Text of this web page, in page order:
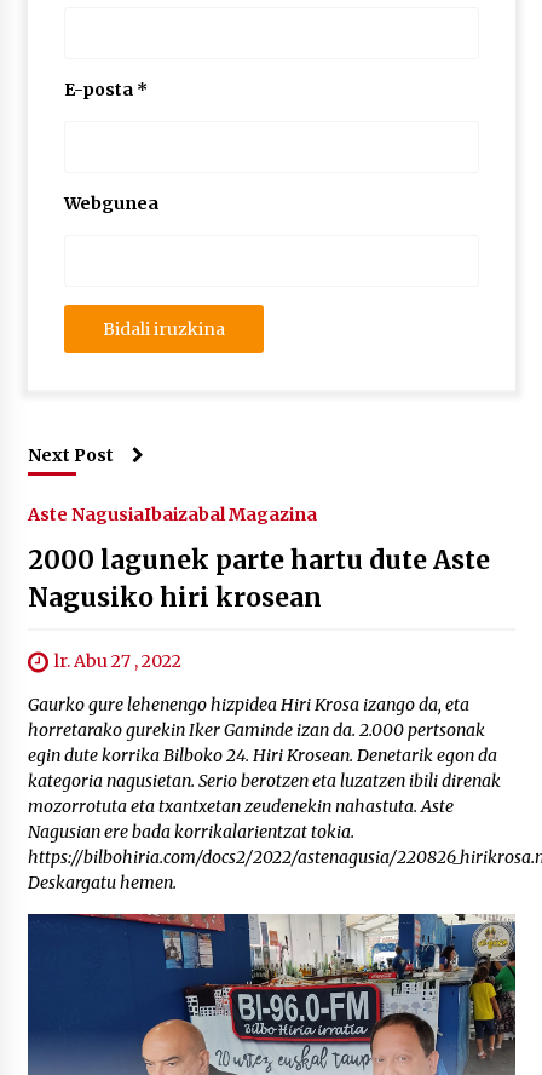
E-posta *
Webgunea
Next Post
Aste NagusiaIbaizabal Magazina
2000 lagunek parte hartu dute Aste
Nagusiko hiri krosean
lr. Abu 27 , 2022
Gaurko gure lehenengo hizpidea Hiri Krosa izango da, eta
horretarako gurekin Iker Gaminde izan da. 2.000 pertsonak
egin dute korrika Bilboko 24. Hiri Krosean. Denetarik egon da
kategoria nagusietan. Serio berotzen eta luzatzen ibili direnak
mozorrotuta eta txantxetan zeudenekin nahastuta. Aste
Nagusian ere bada korrikalarientzat tokia.
https://bilbohiria.com/docs2/2022/astenagusia/
Deskargatu hemen.